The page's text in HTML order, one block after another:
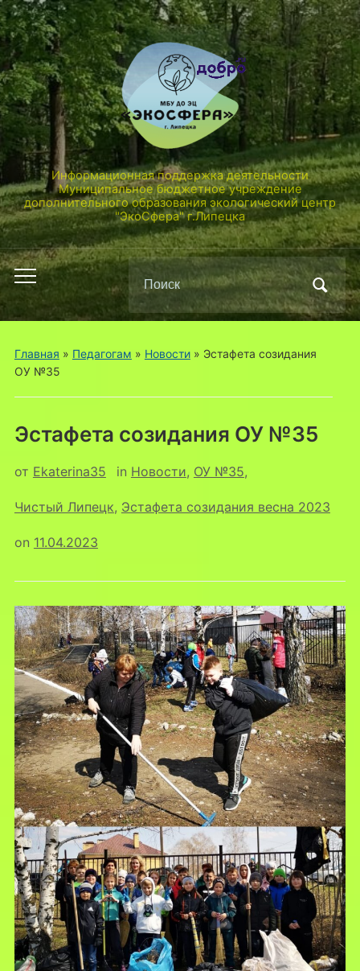
Информационная поддержка деятельности
Муниципальное бюджетное учреждение
дополнительного образования экологический центр
"ЭкоСфера" г.Липецка
Переключить
мобильное
меню
Поиск
по:
Главная » Педагогам » Новости» Эстафета созидания
ОУ №35
Эстафета созидания ОУ №35
от Ekaterina35 in Новости, ОУ №35,
Чистый Липецк, Эстафета созидания весна 2023
on 11.04.2023